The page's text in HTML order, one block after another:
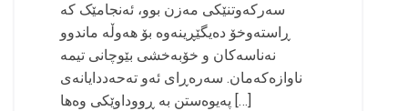
سەرکەوتنێکی مەزن بوو، ئەنجامێک کە
ڕاستەوخۆ دەیگێڕینەوە بۆ هەوڵە ماندوو
نەناسەکان و خۆبەخشی بێوچانی تیمە
ناوازەکەمان. سەرەڕای ئەو تەحەددایانەی
پەیوەستن بە ڕووداوێکی وەها […]